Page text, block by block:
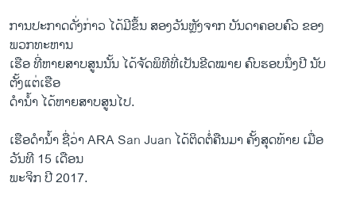
ການປະກາດດັ່ງກ່າວ ໄດ້ມີຂຶ້ນ ສອງວັນຫຼັງຈາກ ບັນດາຄອບຄົວ ຂອງ
ພວກທະຫານ
ເຮືອ ທີ່ຫາຍສາບສູນນັ້ນ ໄດ້ຈັດພິທີທີ່ເປັນຂີດໝາຍ ຄົບຮອບນຶ່ງປີ ນັບ
ຕັ້ງແຕ່ເຮືອ
ດຳນ້ຳ ໄດ້ຫາຍສາບສູນໄປ.
ເຮືອດຳນ້ຳ ຊື່ວ່າ ARA San Juan ໄດ້ຕິດຕໍ່ຄືນມາ ຄັ້ງສຸດທ້າຍ ເມື່ອ
ວັນທີ 15 ເດືອນ
ພະຈິກ ປີ 2017.